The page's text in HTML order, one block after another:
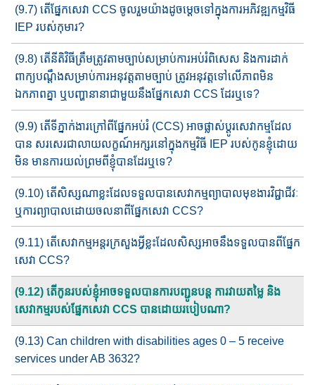
(9.7) តើផ្នែក​សេវា​ CCS ចូលរួមយ៉ាងដូចម្តេច​ទៅ​ក្នុង​ការអភិវឌ្ឍកម្មវិធី
IEP របស់កុមារ?
(9.8) តើនីតិវិធីត្រឹមត្រូវតាមច្បាប់​សម្រាប់​ការ​អប់រំពិសេស និងការដាក់
ពាក្យ​បណ្ដឹង​សម្រាប់ការ​អនុវត្ត​តាម​ច្បាប់​ ត្រូវ​អនុវត្ត​ទៅលើ​ភាព​មិន
ឯកភាព​គ្នា​ ឬបញ្ហានានា​ជាមួយ​នឹងផ្នែក​​​សេវា​ CCS ដែរឬទេ?
(9.9) តើទីភ្នាក់ងារក្រៅពីផ្នែក​​អប់រំ​ (CCS) អាចផ្លាស់ប្តូរសេវាកម្ម​ដែល
បាន ​សរសេរ​ជាលាយលក្ខណ៍​អក្សរ​នៅ​ក្នុង​កម្មវិធី IEP របស់កូនខ្ញុំដោយ​
មិន មានការយល់ព្រមពីខ្ញុំបាន​ដែរឬទេ?
(9.10) តើសិស្សណាខ្លះដែលទទួលបានសេវាកម្មព្យាបាលមុខងារវិជ្ជាជីវៈ​
ឬការព្យាបាល​ដោយចលនា​ពីផ្នែក​​​​​សេវា​ CCS?
(9.11) តើសេវាកម្មអន្តរក្រសួងអ្វីខ្លះដែលសិស្សអាចនឹងទទួលបាន​ពីផ្នែក​
សេវា CCS?
(9.12) តើកូនរបស់ខ្ញុំអាចទទួលបានការបញ្ជូនបន្ត​ ការវាយតម្លៃ និង​
សេវា​កម្មរបស់ផ្នែក​សេវា​ CCS បាន​ដោយរបៀបណា?
(9.13) Can children with disabilities ages 0 – 5 receive
services under AB 3632?